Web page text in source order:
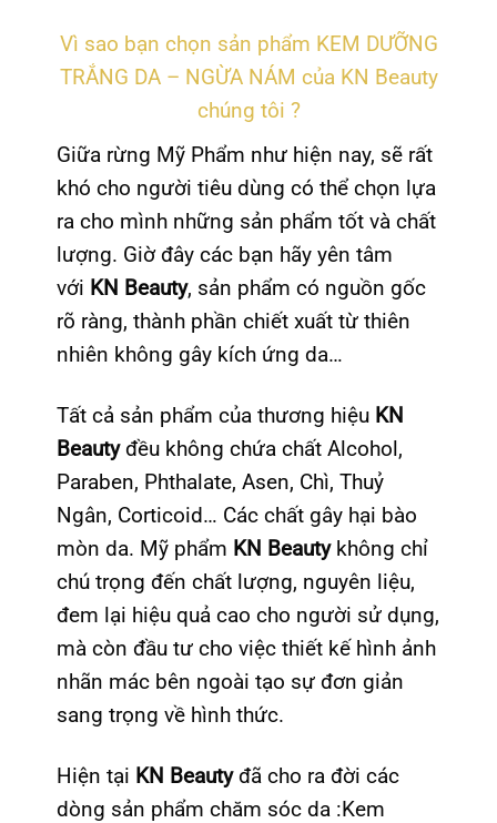
Vì sao bạn chọn sản phẩm KEM DƯỠNG
TRẮNG DA – NGỪA NÁM của KN Beauty
chúng tôi ?
Giữa rừng Mỹ Phẩm như hiện nay, sẽ rất
khó cho người tiêu dùng có thể chọn lựa
ra cho mình những sản phẩm tốt và chất
lượng. Giờ đây các bạn hãy yên tâm
với KN Beauty, sản phẩm có nguồn gốc
rõ ràng, thành phần chiết xuất từ thiên
nhiên không gây kích ứng da…
Tất cả sản phẩm của thương hiệu KN
Beautyđều không chứa chất Alcohol,
Paraben, Phthalate, Asen, Chì, Thuỷ
Ngân, Corticoid… Các chất gây hại bào
mòn da. Mỹ phẩm KN Beautykhông chỉ
chú trọng đến chất lượng, nguyên liệu,
đem lại hiệu quả cao cho người sử dụng,
mà còn đầu tư cho việc thiết kế hình ảnh
nhãn mác bên ngoài tạo sự đơn giản
sang trọng về hình thức.
Hiện tại KN Beauty đã cho ra đời các
dòng sản phẩm chăm sóc da :Kem